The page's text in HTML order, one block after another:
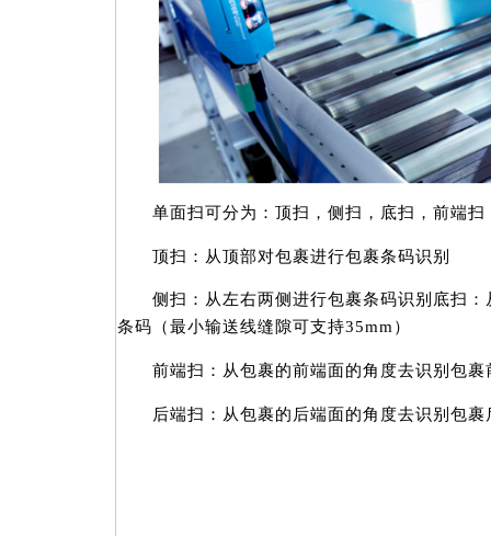
单面扫可分为：顶扫，侧扫，底扫，前端扫
顶扫：从顶部对包裹进行包裹条码识别
侧扫：从左右两侧进行包裹条码识别底扫：
条码（最小输送线缝隙可支持35mm）
前端扫：从包裹的前端面的角度去识别包裹
后端扫：从包裹的后端面的角度去识别包裹